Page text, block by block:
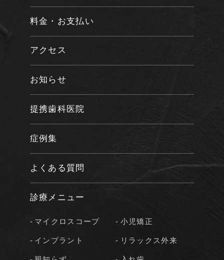
料金・お支払い
アクセス
お知らせ
提携歯科医院
症例集
よくある質問
診療メニュー
マイクロスコープ
インプラント
小児矯正
リラックス外来